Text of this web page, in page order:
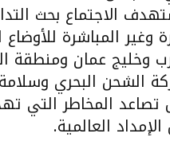
الاجتماع بحث
وغير المباشرة
وخليج عمان ومنطقة
الشحن البحري وسلامة
المخاطر التي
العالمية.